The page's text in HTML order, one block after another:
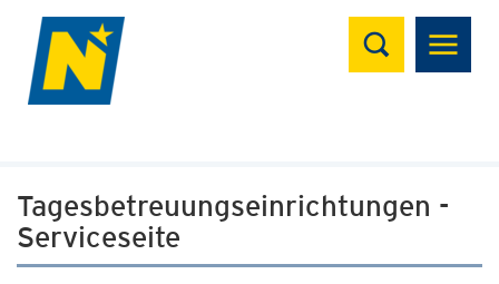
Suchen
Tagesbetreuungseinrichtungen -
Serviceseite